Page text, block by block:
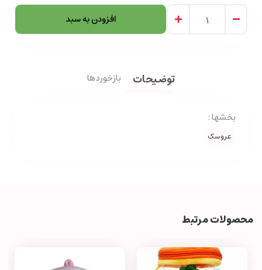
افزودن به سبد
توضیحات بازخوردها
بخشها :
عروسک
محصولات مرتبط